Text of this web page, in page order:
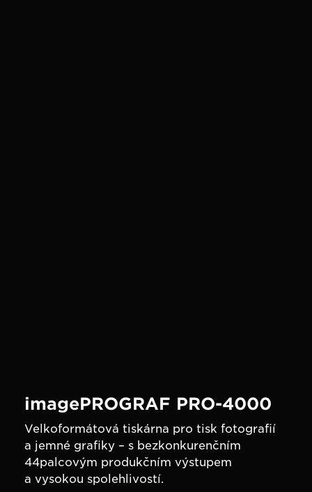
imagePROGRAF PRO-4000
Velkoformátová tiskárna pro tisk fotografií
a jemné grafiky – s bezkonkurenčním
44palcovým produkčním výstupem
a vysokou spolehlivostí.